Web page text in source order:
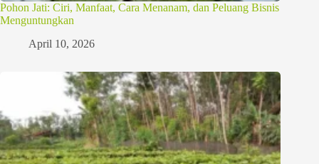
Pohon Jati: Ciri, Manfaat, Cara Menanam, dan Peluang Bisnis
Menguntungkan
April 10, 2026